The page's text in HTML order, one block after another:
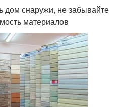
снаружи, не забывайте
материалов